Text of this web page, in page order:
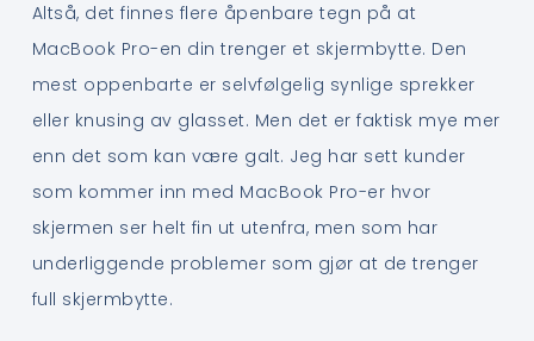
Altså, det finnes flere åpenbare tegn på at
MacBook Pro-en din trenger et skjermbytte. Den
mest oppenbarte er selvfølgelig synlige sprekker
eller knusing av glasset. Men det er faktisk mye mer
enn det som kan være galt. Jeg har sett kunder
som kommer inn med MacBook Pro-er hvor
skjermen ser helt fin ut utenfra, men som har
underliggende problemer som gjør at de trenger
full skjermbytte.